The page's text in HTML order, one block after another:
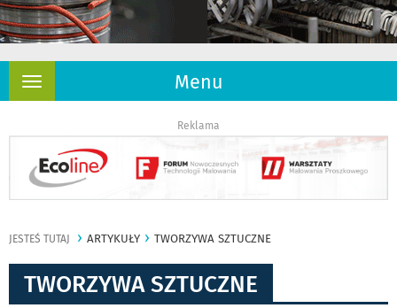
Menu
Rozwiń
Reklama
JESTEŚ TUTAJ ARTYKUŁY TWORZYWA SZTUCZNE
TWORZYWA SZTUCZNE